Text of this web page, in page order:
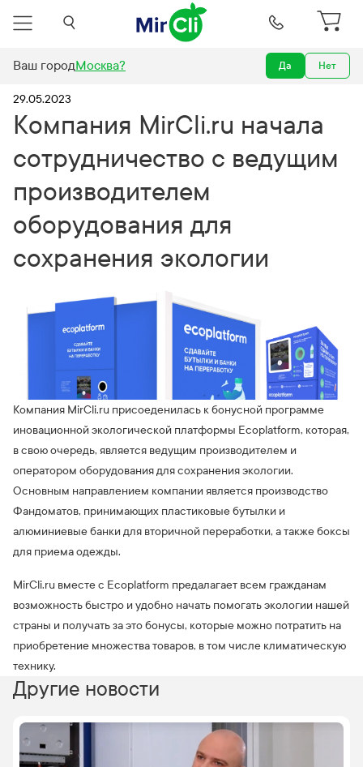
Ваш городМосква? Да Нет
производителем оборудования для сохранения экологии
29.05.2023
Компания MirCli.ru начала
сотрудничество с ведущим
производителем
оборудования для
сохранения экологии
Компания MirCli.ru присоеденилась к бонусной программе
иновационной экологической платформы Ecoplatform, которая,
в свою очередь, является ведущим производителем и
оператором оборудования для сохранения экологии.
Основным направлением компании является производство
Фандоматов, принимающих пластиковые бутылки и
алюминиевые банки для вторичной переработки, а также боксы
для приема одежды.
MirCli.ru вместе с Ecoplatform предалагает всем гражданам
возможность быстро и удобно начать помогать экологии нашей
страны и получать за это бонусы, которые можно потратить на
приобретение множества товаров, в том числе климатическую
технику.
Другие новости